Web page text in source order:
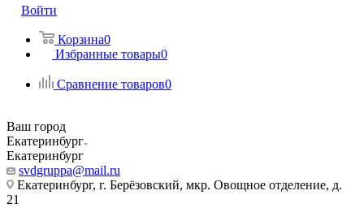
Войти
Корзина0
Избранные товары0
Сравнение товаров0
Ваш город
Екатеринбург
Екатеринбург
svdgruppa@mail.ru
Екатеринбург, г. Берёзовский, мкр. Овощное отделение, д.
21